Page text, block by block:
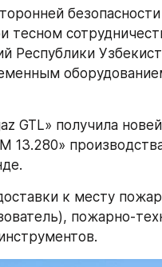
тесном
Республики
GTL» получила
13.280»
к месту
пожарно-